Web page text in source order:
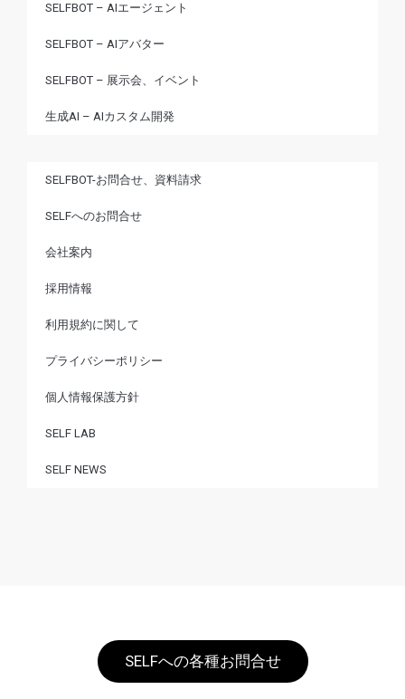
SELFBOT – AIエージェント
SELFBOT – AIアバター
SELFBOT – 展示会、イベント
生成AI – AIカスタム開発
SELFBOT-お問合せ、資料請求
SELFへのお問合せ
会社案内
採用情報
利用規約に関して
プライバシーポリシー
個人情報保護方針
SELF LAB
SELF NEWS
SELFへの各種お問合せ